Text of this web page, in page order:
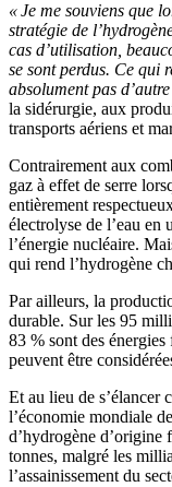
« Je me souviens que
stratégie de
cas d’utilisation,
se sont perdus. Ce qui
absolument pas
la sidérurgie, aux
transports aériens et
Contrairement aux
gaz à effet de serre
entièrement
électrolyse de l’eau en
l’énergie nucléaire.
qui rend l’hydrogène
Par ailleurs, la
durable. Sur les 95
83 % sont des
peuvent être
Et au lieu de s’élancer
l’économie mondiale
d’hydrogène d’origine
tonnes, malgré les
l’assainissement du